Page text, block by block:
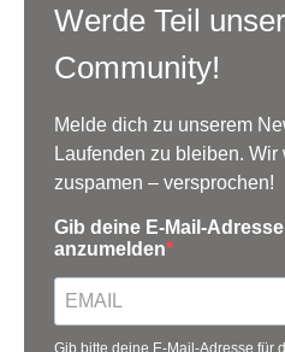
Werde Teil
Community!
Melde dich zu unserem
Laufenden zu bleiben.
zuspamen – versprochen!
Gib deine E-Mail-
anzumelden
Gib bitte deine E-Mail-Adresse für